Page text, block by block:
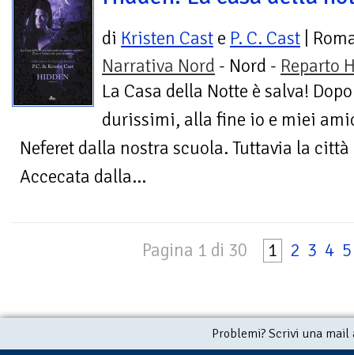
di Kristen Cast e P. C. Cast |
Narrativa Nord - Nord - Reparto
La Casa della Notte è salva!
durissimi, alla fine io e miei
Neferet dalla nostra scuola. Tuttavia la
Accecata dalla...
Pagina 1 di 30 1 2 3 4 5
Problemi? Scrivi una